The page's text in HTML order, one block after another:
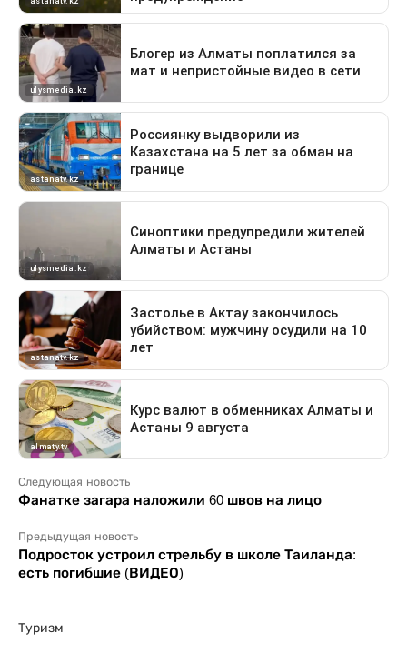
Следующая новость
Фанатке загара наложили 60 швов на лицо
Предыдущая новость
Подросток устроил стрельбу в школе Таиланда:
есть погибшие (ВИДЕО)
Туризм